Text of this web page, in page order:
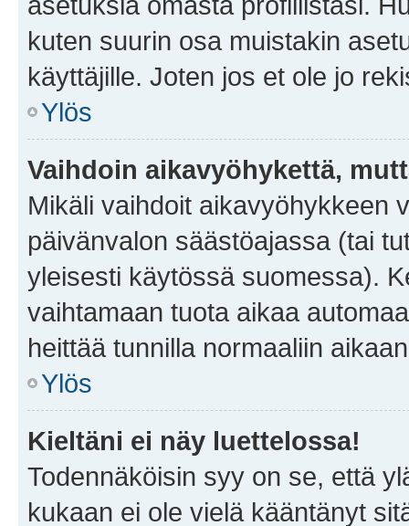
kuten suurin osa muistakin
käyttäjille. Joten jos et ole jo
Ylös
Vaihdoin aikavyöhykettä,
Mikäli vaihdoit aikavyöhykkeen
päivänvalon säästöajassa (tai
yleisesti käytössä suomessa).
vaihtamaan tuota aikaa
heittää tunnilla normaaliin
Ylös
Kieltäni ei näy luettelossa!
Todennäköisin syy on se, että
kukaan ei ole vielä kääntänyt